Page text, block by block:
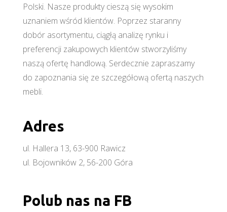
Polski. Nasze produkty cieszą się wysokim
uznaniem wśród klientów. Poprzez staranny
dobór asortymentu, ciągłą analizę rynku i
preferencji zakupowych klientów stworzyliśmy
naszą ofertę handlową. Serdecznie zapraszamy
do zapoznania się ze szczegółową ofertą naszych
mebli.
Adres
ul. Hallera 13, 63-900 Rawicz
ul. Bojowników 2, 56-200 Góra
Polub nas na FB